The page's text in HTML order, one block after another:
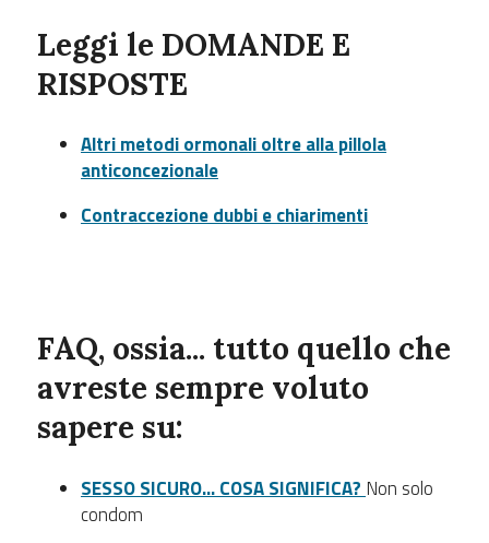
Leggi le DOMANDE E
RISPOSTE
Altri metodi ormonali oltre alla pillola
anticoncezionale
Contraccezione dubbi e chiarimenti
FAQ, ossia... tutto quello che
avreste sempre voluto
sapere su:
SESSO SICURO... COSA SIGNIFICA? Non solo
condom